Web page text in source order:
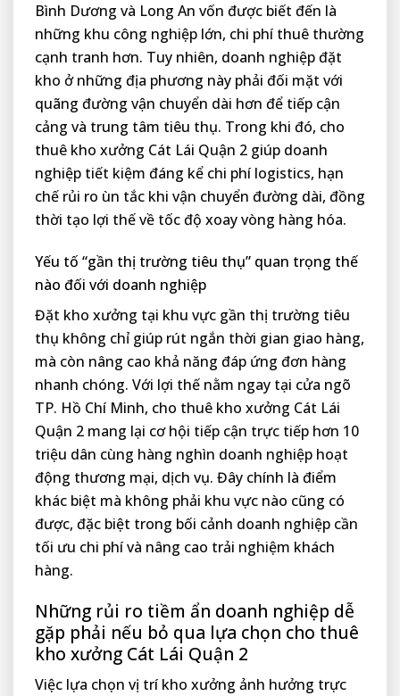
Bình Dương và Long An vốn được biết đến là
những khu công nghiệp lớn, chi phí thuê thường
cạnh tranh hơn. Tuy nhiên, doanh nghiệp đặt
kho ở những địa phương này phải đối mặt với
quãng đường vận chuyển dài hơn để tiếp cận
cảng và trung tâm tiêu thụ. Trong khi đó, cho
thuê kho xưởng Cát Lái Quận 2 giúp doanh
nghiệp tiết kiệm đáng kể chi phí logistics, hạn
chế rủi ro ùn tắc khi vận chuyển đường dài, đồng
thời tạo lợi thế về tốc độ xoay vòng hàng hóa.
Yếu tố “gần thị trường tiêu thụ” quan trọng thế
nào đối với doanh nghiệp
Đặt kho xưởng tại khu vực gần thị trường tiêu
thụ không chỉ giúp rút ngắn thời gian giao hàng,
mà còn nâng cao khả năng đáp ứng đơn hàng
nhanh chóng. Với lợi thế nằm ngay tại cửa ngõ
TP. Hồ Chí Minh, cho thuê kho xưởng Cát Lái
Quận 2 mang lại cơ hội tiếp cận trực tiếp hơn 10
triệu dân cùng hàng nghìn doanh nghiệp hoạt
động thương mại, dịch vụ. Đây chính là điểm
khác biệt mà không phải khu vực nào cũng có
được, đặc biệt trong bối cảnh doanh nghiệp cần
tối ưu chi phí và nâng cao trải nghiệm khách
hàng.
Những rủi ro tiềm ẩn doanh nghiệp dễ
gặp phải nếu bỏ qua lựa chọn cho thuê
kho xưởng Cát Lái Quận 2
Việc lựa chọn vị trí kho xưởng ảnh hưởng trực